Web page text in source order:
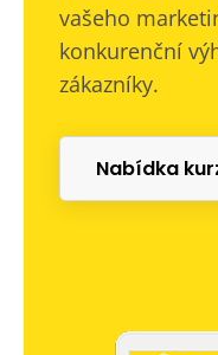
vašeho
konkurenční
zákazníky.
Nabídka